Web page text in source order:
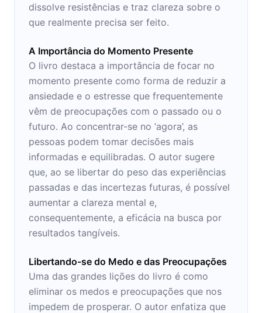
dissolve resistências e traz clareza sobre o
que realmente precisa ser feito.
A Importância do Momento Presente
O livro destaca a importância de focar no
momento presente como forma de reduzir a
ansiedade e o estresse que frequentemente
vêm de preocupações com o passado ou o
futuro. Ao concentrar-se no ‘agora’, as
pessoas podem tomar decisões mais
informadas e equilibradas. O autor sugere
que, ao se libertar do peso das experiências
passadas e das incertezas futuras, é possível
aumentar a clareza mental e,
consequentemente, a eficácia na busca por
resultados tangíveis.
Libertando-se do Medo e das Preocupações
Uma das grandes lições do livro é como
eliminar os medos e preocupações que nos
impedem de prosperar. O autor enfatiza que